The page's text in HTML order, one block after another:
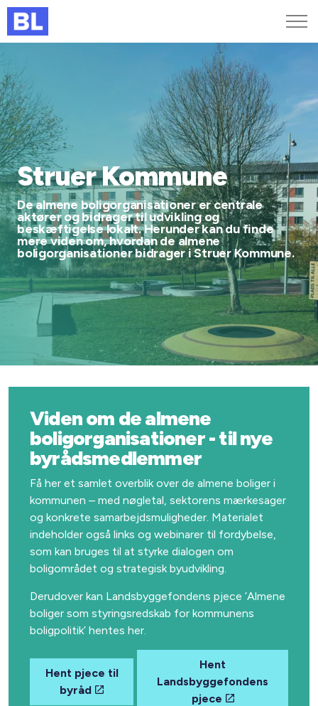
Genveje
Find medarbejder
Kurser og arrangementer
Jobportalen
MitBL
Struer Kommune
De almene boligorganisationer er centrale
aktører og bidrager til udvikling og
beskæftigelse lokalt. Herunder kan du finde
mere viden om, hvordan de almene
boligorganisationer bidrager i Struer Kommune.
Viden om de almene
boligorganisationer - til nye
byrådsmedlemmer
Få her et samlet overblik over de almene boliger i
kommunen – med nøgletal, sektorens mærkesager
og konkrete samarbejdsmuligheder. Materialet
indeholder også links og webinarer til fordybelse,
som kan bruges til at styrke dialogen om
boligområdet og strategisk byudvikling.
Derudover kan Landsbyggefondens pjece ’Almene
boliger som styringsredskab for kommunens
boligpolitik’ hentes her.
Hent pjece til
byråd
Hent
Landsbyggefondens
pjece